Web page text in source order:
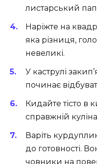
листарський
Наріжте на
яка різниця,
невеликі.
У каструлі
починає
Кидайте тісто в
справжній
Варіть
до готовності.
човники на